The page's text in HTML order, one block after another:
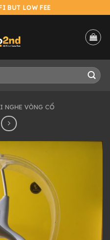
BUT LOW FEE
NGHE VÒNG CỔ